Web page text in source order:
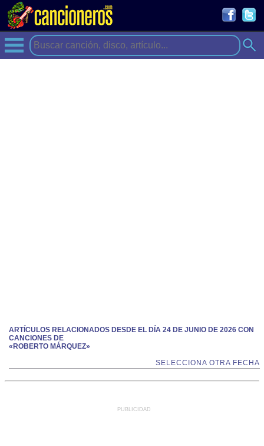
ARTÍCULOS RELACIONADOS DESDE EL DÍA 24 DE JUNIO DE 2026 CON
CANCIONES DE
«ROBERTO MÁRQUEZ»
SELECCIONA OTRA FECHA
PUBLICIDAD